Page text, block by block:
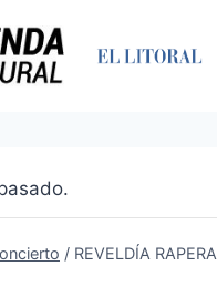
/ REVELDÍA RAPERA